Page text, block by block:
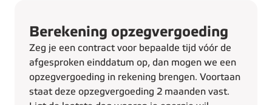
Berekening opzegvergoeding
Zeg je een contract voor bepaalde tijd vóór de
afgesproken einddatum op, dan mogen we een
opzegvergoeding in rekening brengen. Voortaan
staat deze opzegvergoeding 2 maanden vast.